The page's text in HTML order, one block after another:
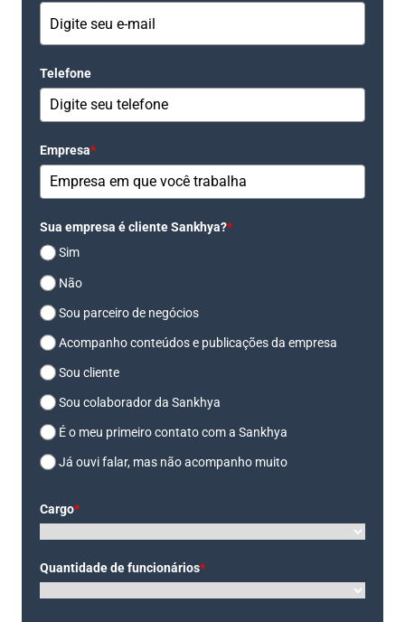
Telefone
Empresa*
Sua empresa é cliente Sankhya?*
Sim
Não
Sou parceiro de negócios
Acompanho conteúdos e publicações da empresa
Sou cliente
Sou colaborador da Sankhya
É o meu primeiro contato com a Sankhya
Já ouvi falar, mas não acompanho muito
Cargo*
Quantidade de funcionários*